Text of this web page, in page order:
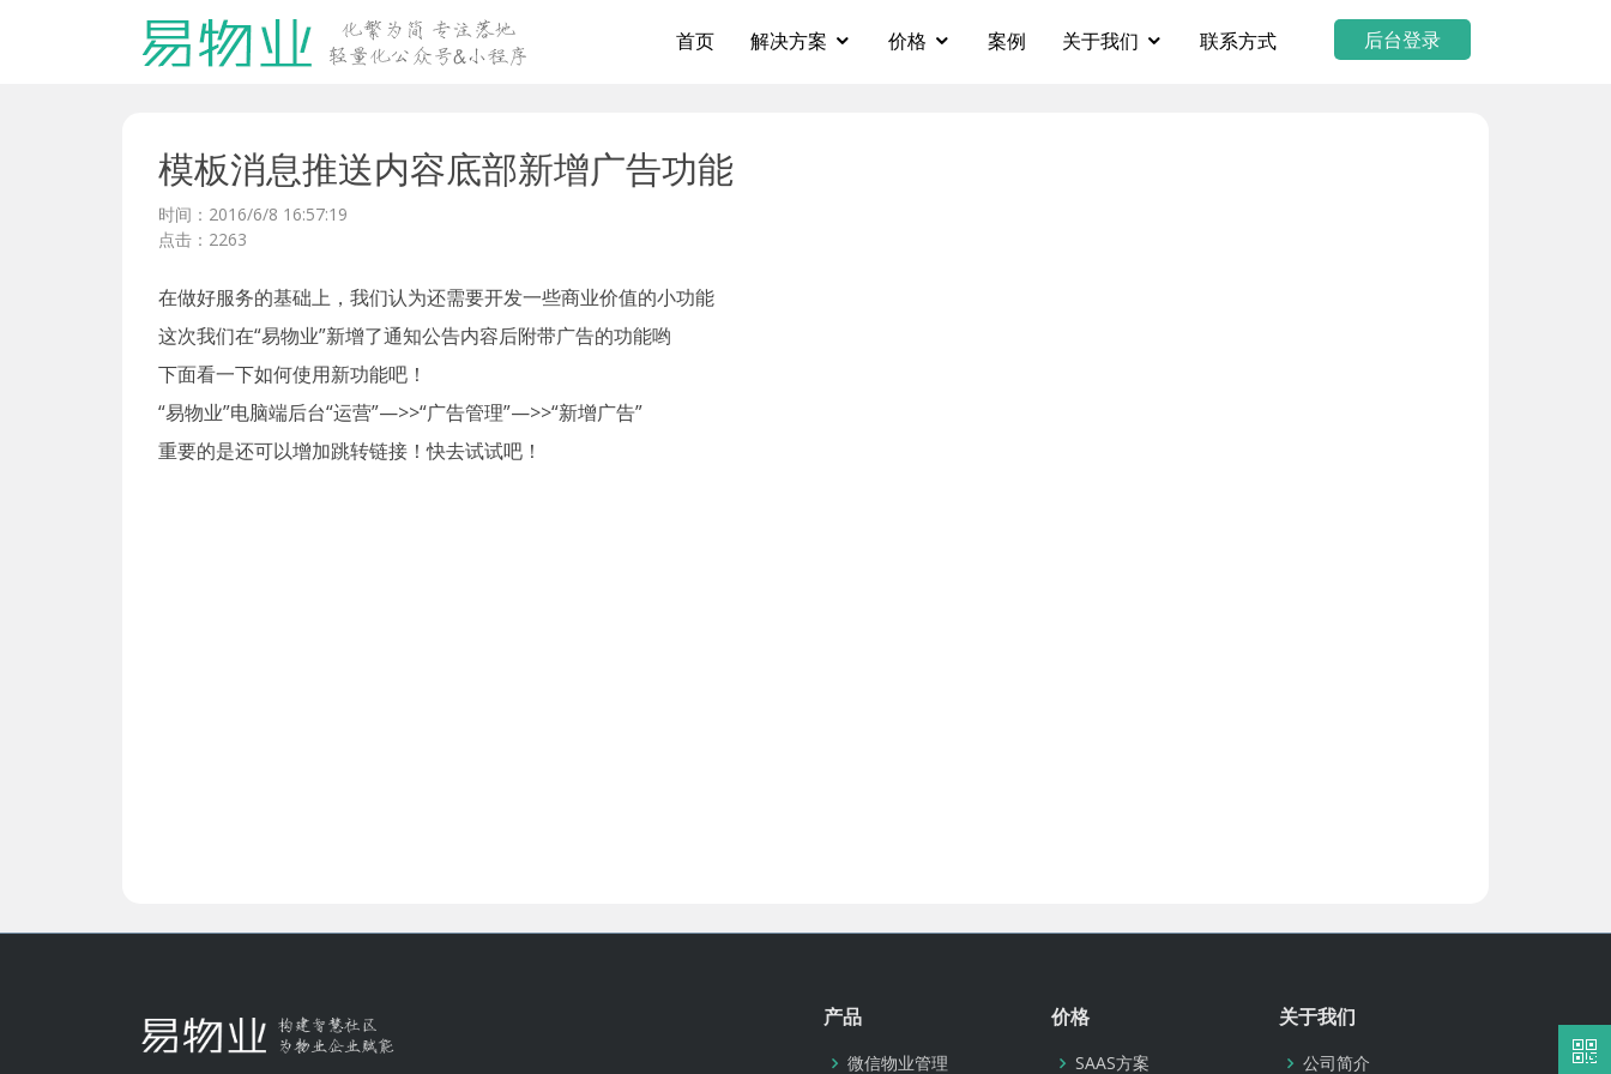
首页 解决方案 价格 案例 关于我们 联系方式 后台登录
模板消息推送内容底部新增广告功能
时间：2016/6/8 16:57:19
点击：2263
在做好服务的基础上，我们认为还需要开发一些商业价值的小功能
这次我们在“易物业”新增了通知公告内容后附带广告的功能哟
下面看一下如何使用新功能吧！
“易物业”电脑端后台“运营”—>>“广告管理”—>>“新增广告”
重要的是还可以增加跳转链接！快去试试吧！
产品
微信物业管理
价格
SAAS方案
关于我们
公司简介